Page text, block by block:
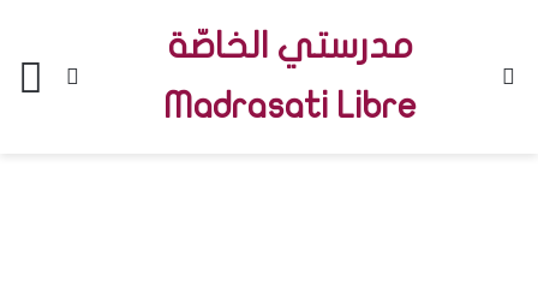
Menu
مدرستي الخاصّة
Madrasati Libre